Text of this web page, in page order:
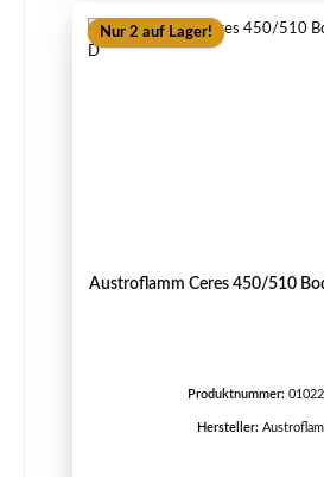
Nur 2 auf Lager!
Austroflamm Ceres 450/510
Produktnummer:
Hersteller: